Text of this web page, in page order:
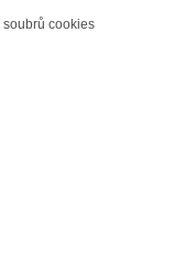
soubrů cookies